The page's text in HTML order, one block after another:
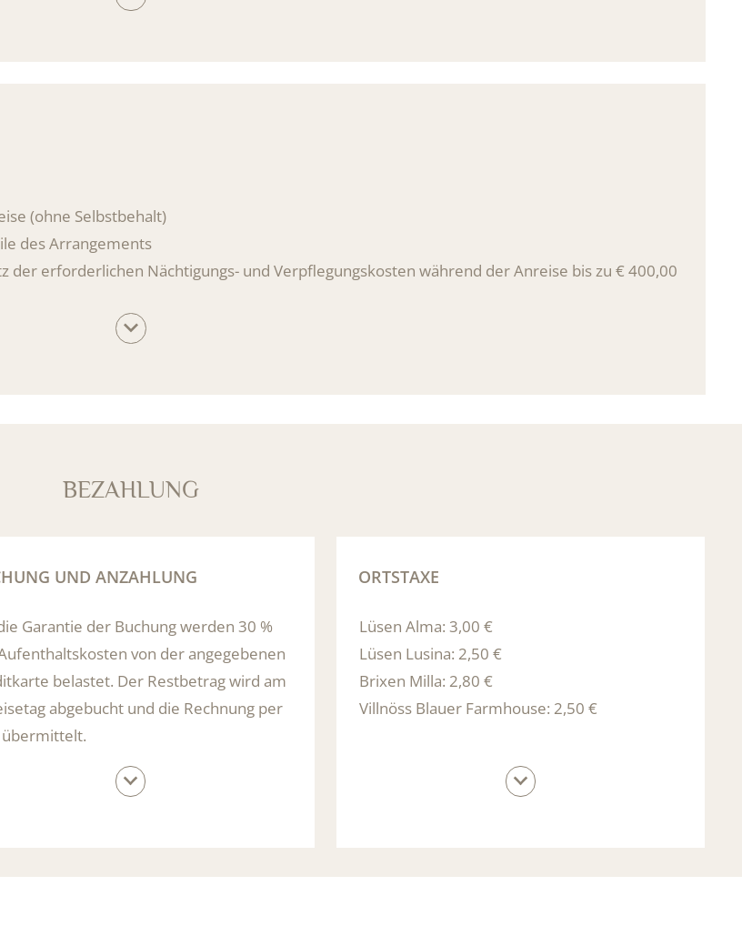
(ohne Selbstbehalt)
des Arrangements
der erforderlichen Nächtigungs- und Verpflegungskosten während der Anreise bis zu € 400,00
(inkl. Hubschrauberbergung) bis zu € 7.500,00
BEZAHLUNG
UND ANZAHLUNG
Garantie der Buchung werden 30 %
von der angegebenen
belastet. Der Restbetrag wird am
abgebucht und die Rechnung per
übermittelt.
ORTSTAXE
Lüsen Alma: 3,00 €
Lüsen Lusina: 2,50 €
Brixen Milla: 2,80 €
Villnöss Blauer Farmhouse: 2,50 €
Die Ortstaxt ist pro Person und Nacht zu
entrichte und ist nicht im Apartmentpreis